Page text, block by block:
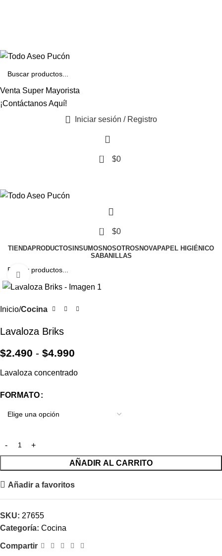
Venta Super Mayorista
¡Contáctanos Aquí!
Iniciar sesión / Registro
0 $0
0 $0
TIENDAPRODUCTOS INSUMOS NOSOTROS NOVAPAPEL HIGIÉNICO
SABANILLAS
Clic para agrandar
Inicio Cocina
Lavaloza Briks
$2.490 - $4.990
Lavaloza concentrado
FORMATO
AÑADIR AL CARRITO
Añadir a favoritos
SKU: 27655
Categoría: Cocina
Compartir